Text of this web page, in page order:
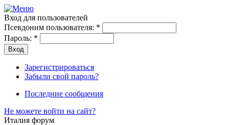
Вход для пользователей
Псевдоним пользователя: *
Пароль: *
Зарегистрироваться
Забыли свой пароль?
Последние сообщения
Не можете войти на сайт?
Италия форум